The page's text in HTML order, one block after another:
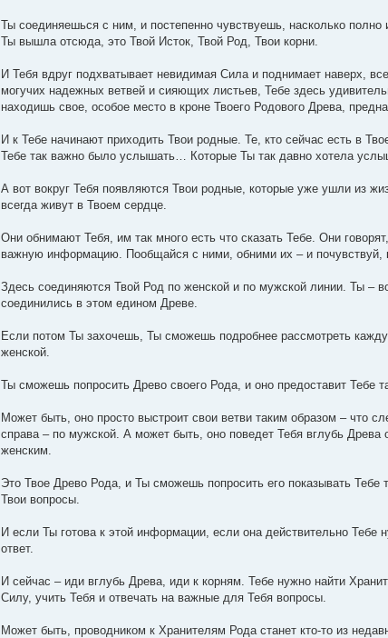
Ты соединяешься с ним, и постепенно чувствуешь, насколько
Ты вышла отсюда, это Твой Исток, Твой Род, Твои корни.
И Тебя вдруг подхватывает невидимая Сила и поднимает наверх,
могучих надежных ветвей и сияющих листьев, Тебе здесь
находишь свое, особое место в кроне Твоего Родового Древа,
И к Тебе начинают приходить Твои родные. Те, кто сейчас есть в
Тебе так важно было услышать… Которые Ты так давно хотела
А вот вокруг Тебя появляются Твои родные, которые уже ушли из
всегда живут в Твоем сердце.
Они обнимают Тебя, им так много есть что сказать Тебе. Они
важную информацию. Пообщайся с ними, обними их – и почувствуй,
Здесь соединяются Твой Род по женской и по мужской линии. Ты –
соединились в этом едином Древе.
Если потом Ты захочешь, Ты сможешь подробнее рассмотреть
женской.
Ты сможешь попросить Древо своего Рода, и оно предоставит Тебе
Может быть, оно просто выстроит свои ветви таким образом – что
справа – по мужской. А может быть, оно поведет Тебя вглубь
женским.
Это Твое Древо Рода, и Ты сможешь попросить его показывать
Твои вопросы.
И если Ты готова к этой информации, если она действительно
ответ.
И сейчас – иди вглубь Древа, иди к корням. Тебе нужно найти
Силу, учить Тебя и отвечать на важные для Тебя вопросы.
Может быть, проводником к Хранителям Рода станет кто-то из